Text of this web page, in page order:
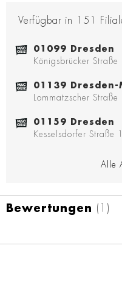
Verfügbar in 151
01099 Dresden
Königsbrücker Straße
01139 Dresden-
Lommatzscher Straße
01159 Dresden
Kesselsdorfer Straße 1
Alle
Bewertungen